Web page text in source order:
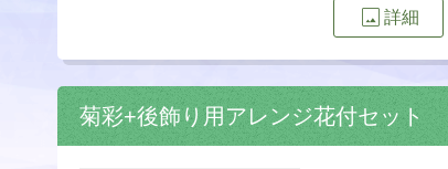
image 詳細
菊彩+後飾り用アレンジ花付セット